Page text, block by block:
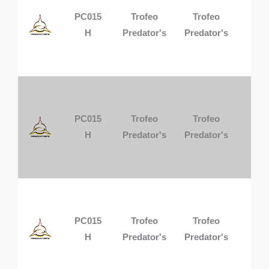
PC015
H
Trofeo
Predator's
Trofeo
Predator's
PC015
H
Trofeo
Predator's
Trofeo
Predator's
PC015
H
Trofeo
Predator's
Trofeo
Predator's